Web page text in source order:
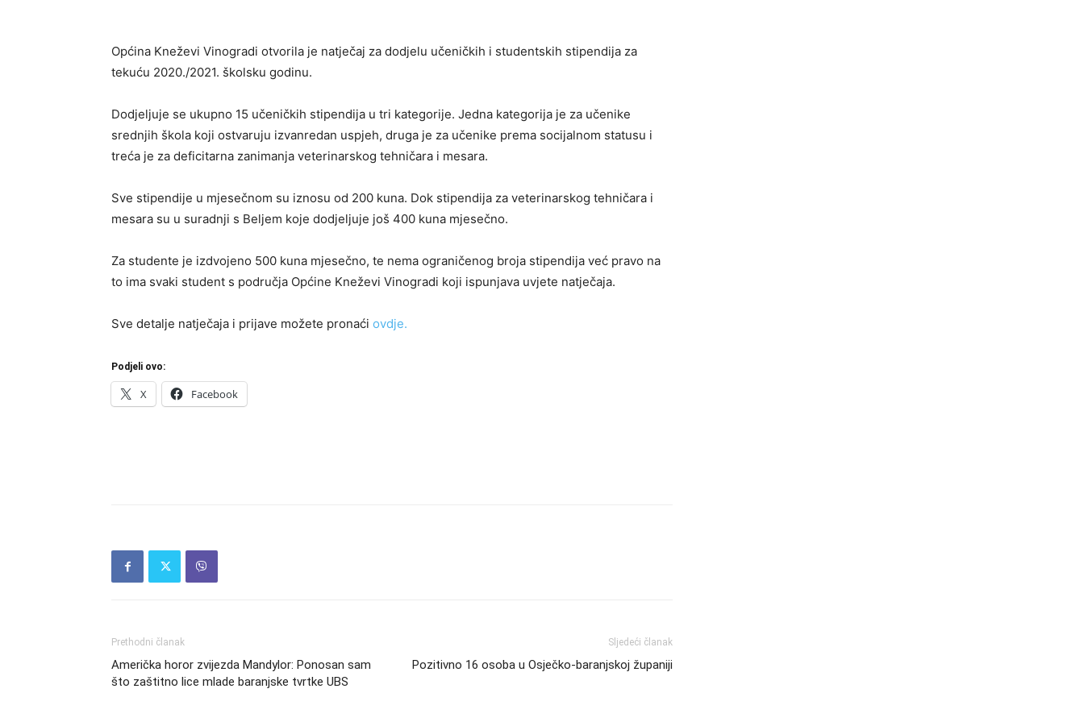
Općina Kneževi Vinogradi otvorila je natječaj za dodjelu učeničkih i studentskih stipendija za
tekuću 2020./2021. školsku godinu.
Dodjeljuje se ukupno 15 učeničkih stipendija u tri kategorije. Jedna kategorija je za učenike
srednjih škola koji ostvaruju izvanredan uspjeh, druga je za učenike prema socijalnom statusu i
treća je za deficitarna zanimanja veterinarskog tehničara i mesara.
Sve stipendije u mjesečnom su iznosu od 200 kuna. Dok stipendija za veterinarskog tehničara i
mesara su u suradnji s Beljem koje dodjeljuje još 400 kuna mjesečno.
Za studente je izdvojeno 500 kuna mjesečno, te nema ograničenog broja stipendija već pravo na
to ima svaki student s područja Općine Kneževi Vinogradi koji ispunjava uvjete natječaja.
Sve detalje natječaja i prijave možete pronaći ovdje.
Podjeli ovo:
X Facebook
Prethodni članak
Američka horor zvijezda Mandylor: Ponosan sam
što zaštitno lice mlade baranjske tvrtke UBS
Sljedeći članak
Pozitivno 16 osoba u Osječko-baranjskoj županiji